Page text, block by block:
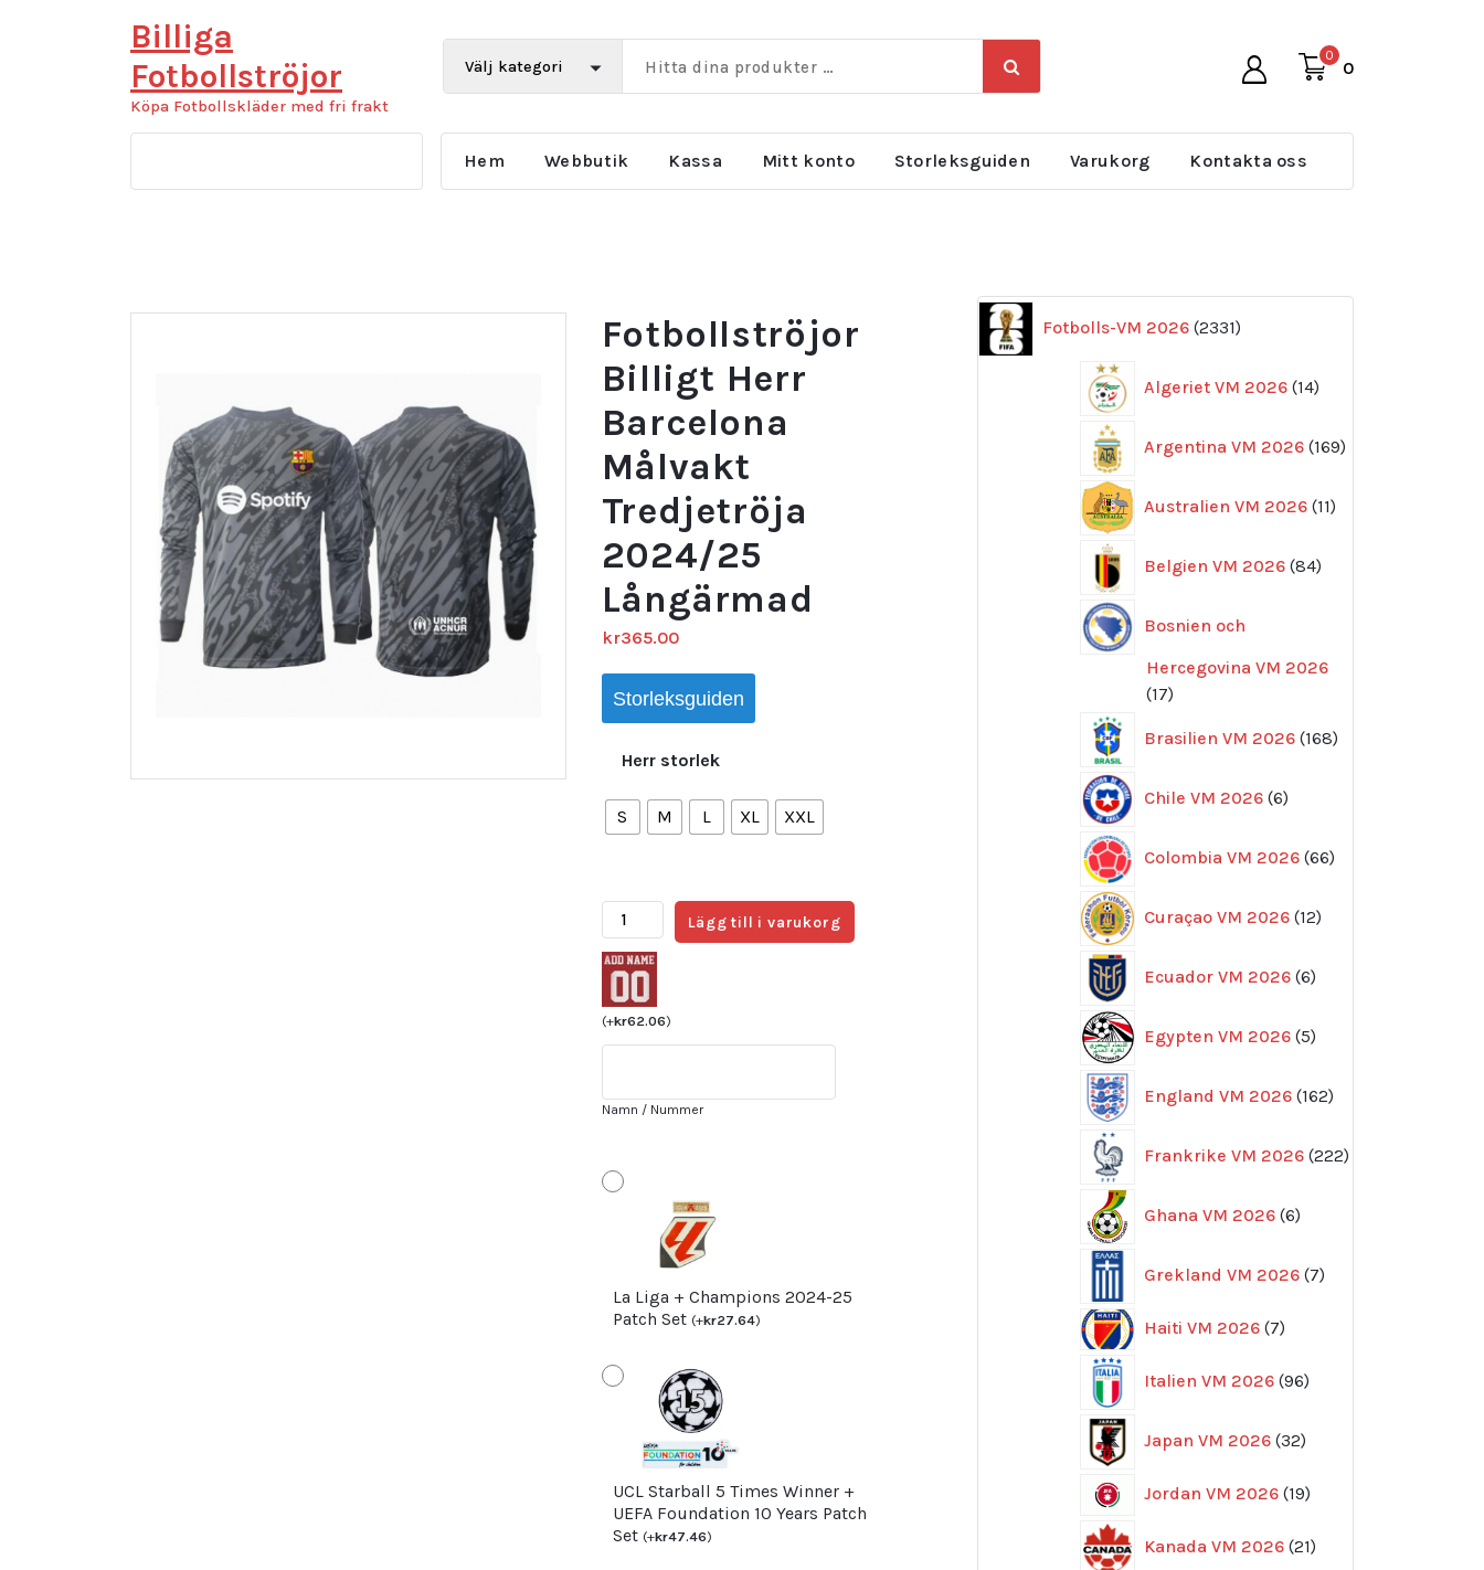
Billiga
Fotbollströjor
Köpa Fotbollskläder med fri frakt
0
0
Hem Webbutik Kassa Mitt konto Storleksguiden Varukorg Kontakta oss
Fotbollströjor
Billigt Herr
Barcelona
Målvakt
Tredjetröja
2024/25
Långärmad
kr365.00
Storleksguiden
Herr storlek
S M L XL XXL
Fotbollströjor
Billigt
Herr
Barcelona
Målvakt
Tredjetröja
Långärmad
Lägg till i varukorg
(+kr62.06)
Namn / Nummer
La Liga + Champions 2024-25
Patch Set (+kr27.64)
UCL Starball 5 Times Winner +
UEFA Foundation 10 Years Patch
Set (+kr47.46)
Fotbolls-VM 2026 2331
produkter
Algeriet VM 2026 14
produkter
Argentina VM 2026 169
produkter
Australien VM 2026 11
produkter
Belgien VM 2026 84
produkter
Bosnien och
Hercegovina VM 2026
1717
Brasilien VM 2026 168
produkter
Chile VM 2026 6
produkter
Colombia VM 2026 66
produkter
Curaçao VM 2026 12
produkter
Ecuador VM 2026 6
produkter
Egypten VM 2026 5
produkter
England VM 2026 162
produkter
Frankrike VM 2026 222
produkter
Ghana VM 2026 6
produkter
Grekland VM 2026 7
produkter
Haiti VM 2026 77
Italien VM 2026 96
produkter
Japan VM 2026 32
produkter
Jordan VM 2026 1919
Kanada VM 2026 21
produkter